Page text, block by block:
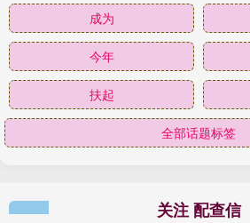
成为
今年
扶起
全部话题标签
关注 配查信